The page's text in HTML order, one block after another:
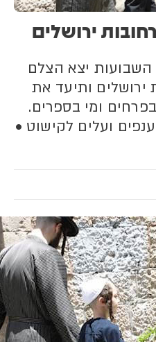
ירושלים
יצא הצלם
ירושלים ותיעד את
ומי בספרים.
ועלים לקישוט •